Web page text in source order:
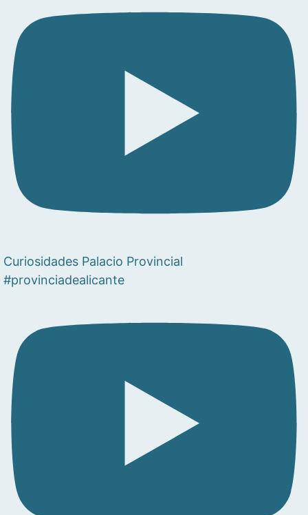
Curiosidades Palacio Provincial
#provinciadealicante